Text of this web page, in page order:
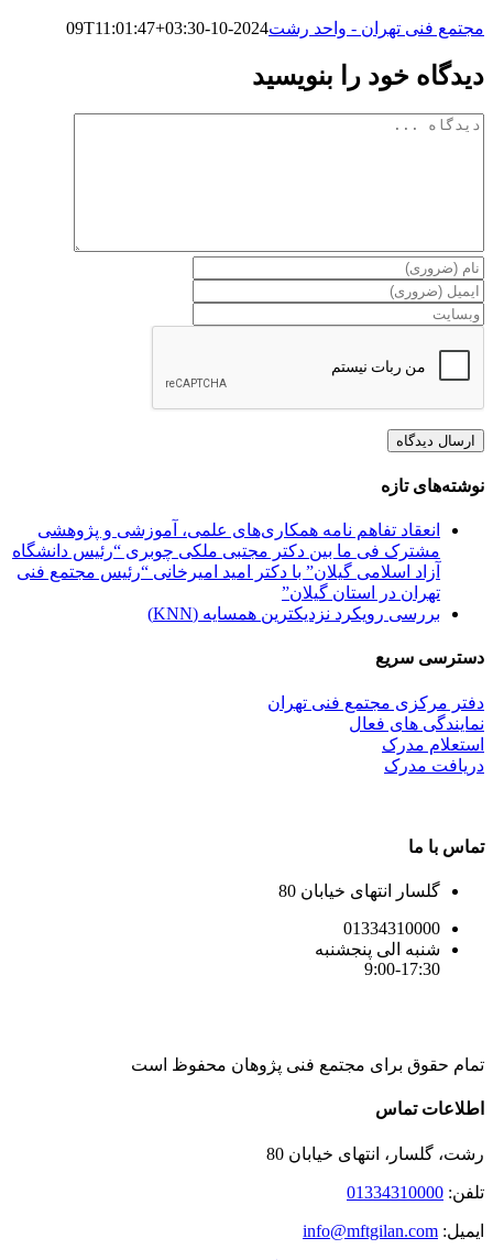
مجتمع فنی تهران - واحد رشت2024-10-09T11:01:47+03:30
دیدگاه خود را بنویسید
دیدگاه
نوشته‌های تازه
انعقاد تفاهم نامه همکاری‌های علمی، آموزشی و پژوهشی
مشترک فی ما بین دکتر مجتبی ملکی چوبری “رئیس دانشگاه
آزاد اسلامی گیلان” با دکتر امید امیرخانی “رئیس مجتمع فنی
تهران در استان گیلان”
بررسی رویکرد نزدیکترین همسایه (KNN)
دسترسی سریع
دفتر مرکزی مجتمع فنی تهران
نمایندگی های فعال
استعلام مدرک
دریافت مدرک
تماس با ما
گلسار انتهای خیابان 80
01334310000
شنبه الی پنجشنبه
9:00-17:30
تمام حقوق برای مجتمع فنی پژوهان محفوظ است
Instagram
LinkedIn
Toggle
Bar
Area
اطلاعات تماس
رشت، گلسار، انتهای خیابان 80
تلفن: 01334310000
ایمیل: info@mftgilan.com